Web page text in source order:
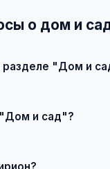
о дом и
разделе "Дом и
"Дом и сад"?